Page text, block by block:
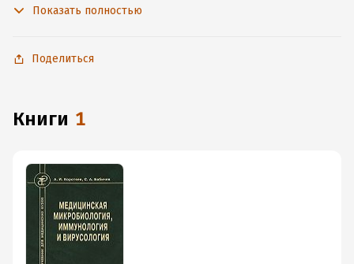
без подключения к интернету.
Показать полностью
Поделиться
книги 1